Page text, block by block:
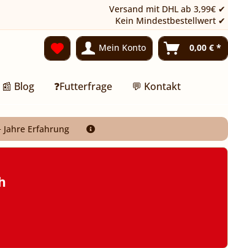
Versand mit DHL ab 3,99€ ✔
Kein Mindestbestellwert ✔
Mein Konto 0,00 € *
📰 Blog ❓Futterfrage 💬 Kontakt
Erfahrung